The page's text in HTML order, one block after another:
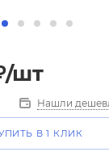
/шт
Нашли
В 1 КЛИК